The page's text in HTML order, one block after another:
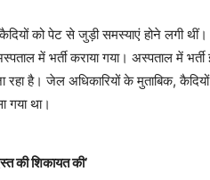
को पेट से जुड़ी समस्याएं होने लगी
में भर्ती कराया गया। अस्पताल में
रहा है। जेल अधिकारियों के मुताबिक,
गया था।
की शिकायत की’